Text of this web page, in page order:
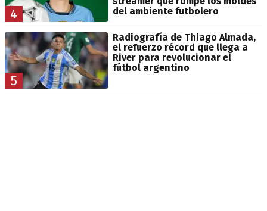
4
del ambiente futbolero
5
Radiografía de Thiago Almada,
el refuerzo récord que llega a
River para revolucionar el
fútbol argentino